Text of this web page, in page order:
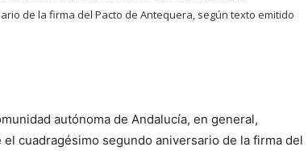
de la firma del Pacto de Antequera, según texto emitido
autónoma de Andalucía, en general,
cuadragésimo segundo aniversario de la firma del